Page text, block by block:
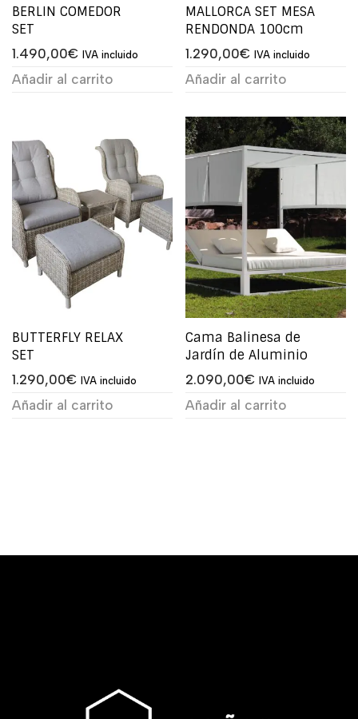
BERLIN COMEDOR
SET
1.490,00€ IVA incluido
Añadir al carrito
MALLORCA SET MESA
RENDONDA 100cm
1.290,00€ IVA incluido
Añadir al carrito
BUTTERFLY RELAX
SET
1.290,00€ IVA incluido
Añadir al carrito
Cama Balinesa de
Jardín de Aluminio
2.090,00€ IVA incluido
Añadir al carrito